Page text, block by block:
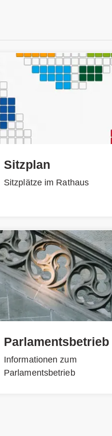
Sitzplan
Sitzplätze im Rathaus
Parlamentsbetrieb
Informationen zum
Parlamentsbetrieb